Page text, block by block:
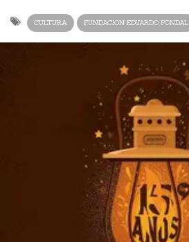
CULTURA FUNDACION EDUARDO PONDAL